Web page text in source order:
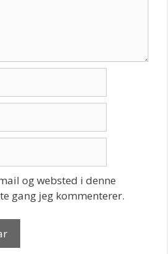
og websted i denne
gang jeg kommenterer.